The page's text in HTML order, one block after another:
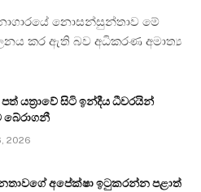
නොසන්සුන්තාව මේ
කර ඇති බව අධිකරණ අමාත්‍ය
යත්‍රාවේ සිටි ඉන්දීය ධීවරයින්
බේරාගනී
2026
අපේක්ෂා ඉටුකරන්න පළාත්